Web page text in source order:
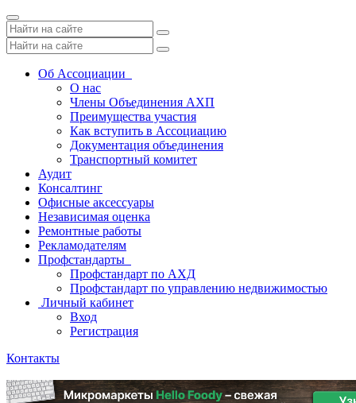
Toggle
navigation
Об Ассоциации
О нас
Члены Объединения АХП
Преимущества участия
Как вступить в Ассоциацию
Документация объединения
Транспортный комитет
Аудит
Консалтинг
Офисные аксессуары
Независимая оценка
Ремонтные работы
Рекламодателям
Профстандарты
Профстандарт по АХД
Профстандарт по управлению недвижимостью
Личный кабинет
Вход
Регистрация
Контакты